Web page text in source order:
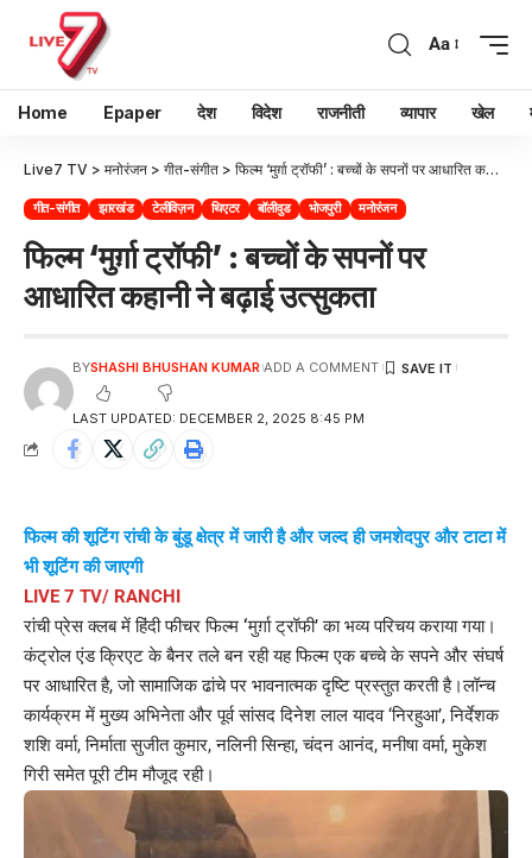
Aa
Home Epaper देश विदेश राजनीती व्यापार खेल
Live7 TV > मनोरंजन > गीत-संगीत > फिल्म ‘मुर्ग़ा ट्रॉफी’ : बच्चों के सपनों पर आधारित कहानी ने बढ़ाई उत्सुकता
गीत-संगीत झारखंड टेलीविज़न थिएटर बॉलीवुड भोजपुरी मनोरंजन
फिल्म ‘मुर्ग़ा ट्रॉफी’ : बच्चों के सपनों पर
आधारित कहानी ने बढ़ाई उत्सुकता
LAST UPDATED: DECEMBER 2, 2025 8:45 PM
BYSHASHI BHUSHAN KUMAR ADD A COMMENT
फिल्म की शूटिंग रांची के बुंडू क्षेत्र में जारी है और जल्द ही जमशेदपुर और टाटा में
भी शूटिंग की जाएगी
LIVE 7 TV/ RANCHI
रांची प्रेस क्लब में हिंदी फीचर फिल्म ‘मुर्ग़ा ट्रॉफी’ का भव्य परिचय कराया गया।
कंट्रोल एंड क्रिएट के बैनर तले बन रही यह फिल्म एक बच्चे के सपने और संघर्ष
पर आधारित है, जो सामाजिक ढांचे पर भावनात्मक दृष्टि प्रस्तुत करती है।लॉन्च
कार्यक्रम में मुख्य अभिनेता और पूर्व सांसद दिनेश लाल यादव ‘निरहुआ’, निर्देशक
शशि वर्मा, निर्माता सुजीत कुमार, नलिनी सिन्हा, चंदन आनंद, मनीषा वर्मा, मुकेश
गिरी समेत पूरी टीम मौजूद रही।